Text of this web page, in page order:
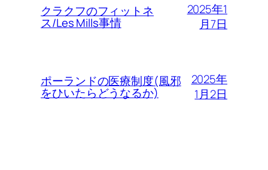
クラクフのフィットネ
ス/Les Mills事情
2025年1
月7日
ポーランドの医療制度(風邪
をひいたらどうなるか)
2025年
1月2日